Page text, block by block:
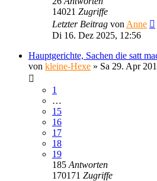
14021 Zugriffe
Letzter Beitrag von Anne
Di 16. Dez 2025, 12:56
Hauptgerichte, Sachen die satt
von kleine-Hexe » Sa 29. Apr
1
…
15
16
17
18
19
185 Antworten
170171 Zugriffe